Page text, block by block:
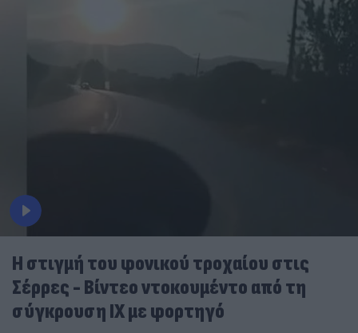
Η στιγμή του φονικού τροχαίου στις
Σέρρες - Βίντεο ντοκουμέντο από τη
σύγκρουση ΙΧ με φορτηγό